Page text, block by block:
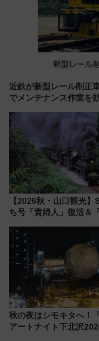
近鉄が新型レール削正
でメンテナンス作業を
【2026秋・山口観光】
ち号「貴婦人」復活＆
注目観光列車まとめ き
り方は？
秋の夜はシモキタへ！
アートナイト下北沢